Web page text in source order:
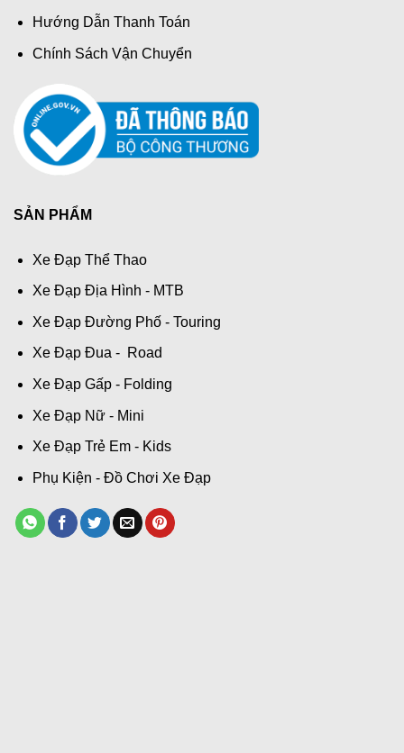
Hướng Dẫn Thanh Toán
Chính Sách Vận Chuyển
SẢN PHẨM
Xe Đạp Thể Thao
Xe Đạp Địa Hình - MTB
Xe Đạp Đường Phố - Touring
Xe Đạp Đua - Road
Xe Đạp Gấp - Folding
Xe Đạp Nữ - Mini
Xe Đạp Trẻ Em - Kids
Phụ Kiện - Đồ Chơi Xe Đạp